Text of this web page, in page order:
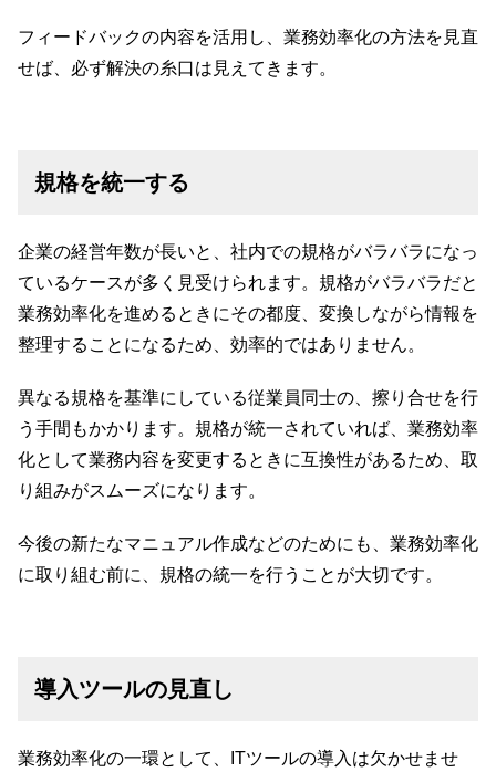
フィードバックの内容を活用し、業務効率化の方法を見直
せば、必ず解決の糸口は見えてきます。
規格を統一する
企業の経営年数が長いと、社内での規格がバラバラになっ
ているケースが多く見受けられます。規格がバラバラだと
業務効率化を進めるときにその都度、変換しながら情報を
整理することになるため、効率的ではありません。
異なる規格を基準にしている従業員同士の、擦り合せを行
う手間もかかります。規格が統一されていれば、業務効率
化として業務内容を変更するときに互換性があるため、取
り組みがスムーズになります。
今後の新たなマニュアル作成などのためにも、業務効率化
に取り組む前に、規格の統一を行うことが大切です。
導入ツールの見直し
業務効率化の一環として、ITツールの導入は欠かせませ